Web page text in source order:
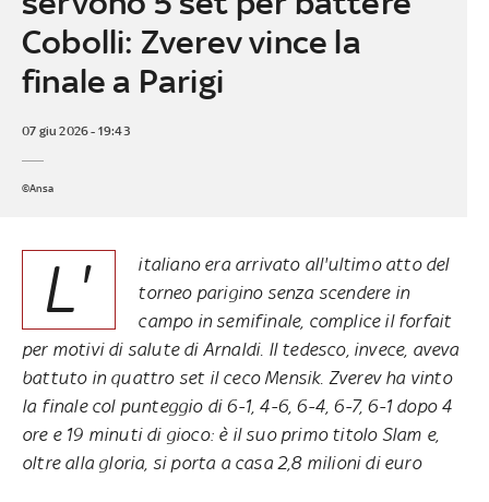
Cobolli: Zverev vince la
finale a Parigi
07 giu 2026 - 19:43
©Ansa
L'
italiano era arrivato all'ultimo atto del
torneo parigino senza scendere in
campo in semifinale, complice il forfait
per motivi di salute di Arnaldi. Il tedesco, invece, aveva
battuto in quattro set il ceco Mensik. Zverev ha vinto
la finale col punteggio di 6-1, 4-6, 6-4, 6-7, 6-1 dopo 4
ore e 19 minuti di gioco: è il suo primo titolo Slam e,
oltre alla gloria, si porta a casa 2,8 milioni di euro